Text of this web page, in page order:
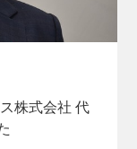
株式会社 代